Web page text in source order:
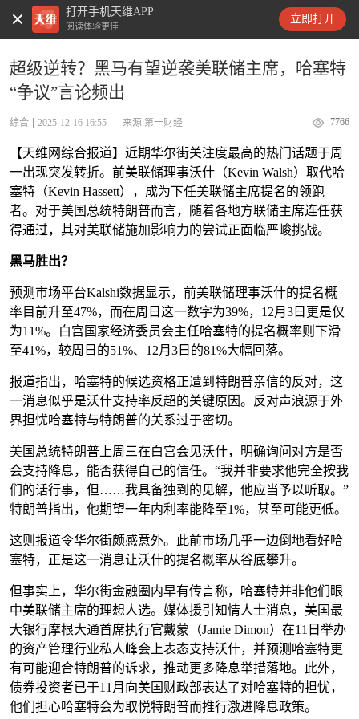
打开手机天维APP
阅读体验更佳
立即打开
天维新闻
超级逆转？黑马有望逆袭美联储主席，哈塞特
“争议”言论频出
综合 2025-12-16 16:55 来源:第一财经 7766
【天维网综合报道】近期华尔街关注度最高的热门话题于周
一出现突发转折。前美联储理事沃什（Kevin Walsh）取代哈
塞特（Kevin Hassett），成为下任美联储主席提名的领跑
者。对于美国总统特朗普而言，随着各地方联储主席连任获
得通过，其对美联储施加影响力的尝试正面临严峻挑战。
黑马胜出？
预测市场平台Kalshi数据显示，前美联储理事沃什的提名概
率目前升至47%，而在周日这一数字为39%，12月3日更是仅
为11%。白宫国家经济委员会主任哈塞特的提名概率则下滑
至41%，较周日的51%、12月3日的81%大幅回落。
报道指出，哈塞特的候选资格正遭到特朗普亲信的反对，这
一消息似乎是沃什支持率反超的关键原因。反对声浪源于外
界担忧哈塞特与特朗普的关系过于密切。
美国总统特朗普上周三在白宫会见沃什，明确询问对方是否
会支持降息，能否获得自己的信任。“我并非要求他完全按我
们的话行事，但……我具备独到的见解，他应当予以听取。”
特朗普指出，他期望一年内利率能降至1%，甚至可能更低。
这则报道令华尔街颇感意外。此前市场几乎一边倒地看好哈
塞特，正是这一消息让沃什的提名概率从谷底攀升。
但事实上，华尔街金融圈内早有传言称，哈塞特并非他们眼
中美联储主席的理想人选。媒体援引知情人士消息，美国最
大银行摩根大通首席执行官戴蒙（Jamie Dimon）在11日举办
的资产管理行业私人峰会上表态支持沃什，并预测哈塞特更
有可能迎合特朗普的诉求，推动更多降息举措落地。此外，
债券投资者已于11月向美国财政部表达了对哈塞特的担忧，
他们担心哈塞特会为取悦特朗普而推行激进降息政策。